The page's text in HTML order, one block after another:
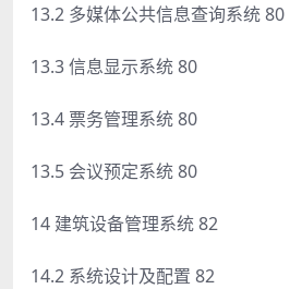
13.2 多媒体公共信息查询系统 80
13.3 信息显示系统 80
13.4 票务管理系统 80
13.5 会议预定系统 80
14 建筑设备管理系统 82
14.2 系统设计及配置 82